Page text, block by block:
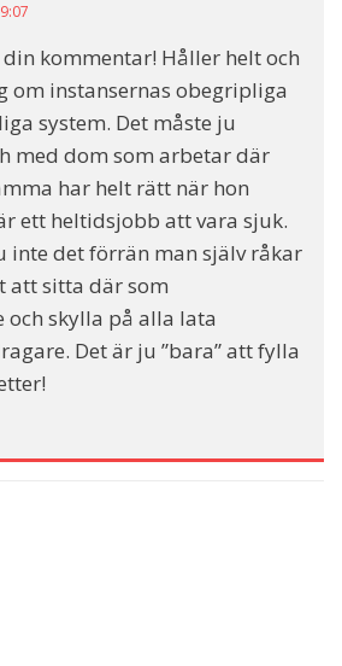
din kommentar! Håller helt och
om instansernas obegripliga
system. Det måste ju
med dom som arbetar där
har helt rätt när hon
ett heltidsjobb att vara sjuk.
inte det förrän man själv råkar
att sitta där som
skylla på alla lata
Det är ju ”bara” att fylla